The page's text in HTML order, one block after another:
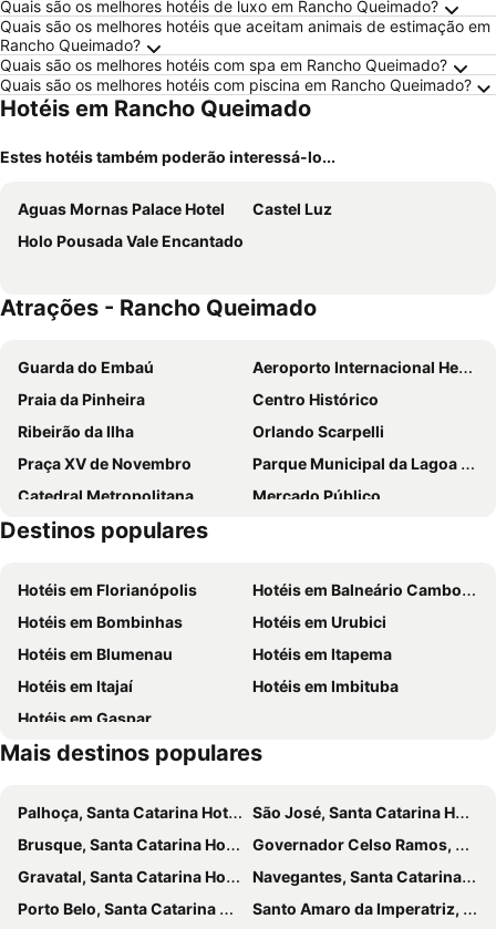
Quais são os melhores hotéis de luxo em Rancho Queimado?
Quais são os melhores hotéis que aceitam animais de estimação em
Rancho Queimado?
Quais são os melhores hotéis com spa em Rancho Queimado?
Quais são os melhores hotéis com piscina em Rancho Queimado?
Hotéis em Rancho Queimado
Estes hotéis também poderão interessá-lo...
Aguas Mornas Palace Hotel
Castel Luz
Holo Pousada Vale Encantado
Atrações - Rancho Queimado
Guarda do Embaú
Aeroporto Internacional Hercílio Luz
Praia da Pinheira
Centro Histórico
Ribeirão da Ilha
Orlando Scarpelli
Praça XV de Novembro
Parque Municipal da Lagoa do Peri
Catedral Metropolitana
Mercado Público
Museu do Homem do Sambaqui
Náufragos
Destinos populares
Hotéis em Florianópolis
Hotéis em Balneário Camboriú
Hotéis em Bombinhas
Hotéis em Urubici
Hotéis em Blumenau
Hotéis em Itapema
Hotéis em Itajaí
Hotéis em Imbituba
Hotéis em Gaspar
Mais destinos populares
Palhoça, Santa Catarina Hotéis
São José, Santa Catarina Hotéis
Brusque, Santa Catarina Hotéis
Governador Celso Ramos, Santa Catarina Hotéis
Gravatal, Santa Catarina Hotéis
Navegantes, Santa Catarina Hotéis
Porto Belo, Santa Catarina Hotéis
Santo Amaro da Imperatriz, Santa Catarina Hotéis